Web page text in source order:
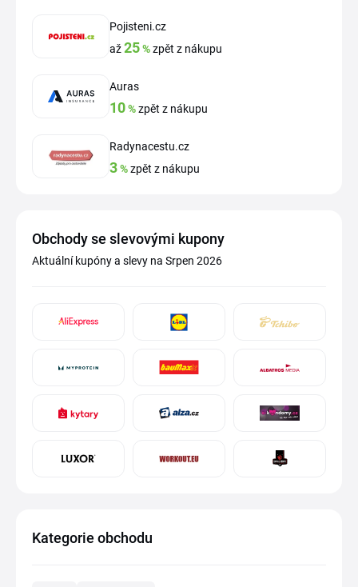
Pojisteni.cz
až25%zpět z nákupu
Auras
10%zpět z nákupu
Radynacestu.cz
3%zpět z nákupu
Obchody se slevovými kupony
Aktuální kupóny a slevy na Srpen 2026
Kategorie obchodu